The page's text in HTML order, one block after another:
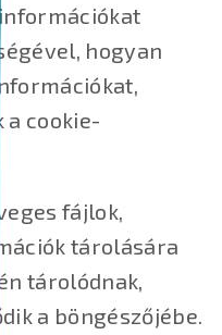
hogyan
a cookie-
fájlok,
tárolására
tárolódnak,
a böngészőjébe.